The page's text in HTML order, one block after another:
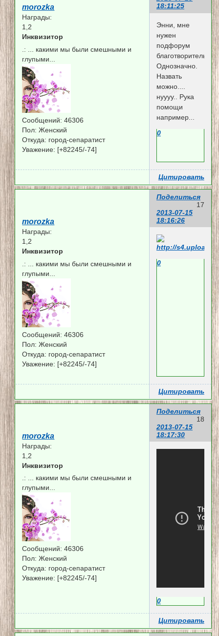
18:11:25
morozka
Награды:
1,2
Инквизитор
.: ... какими мы были смешными и
глупыми...
Сообщений: 46306
Пол: Женский
Откуда: город-сепаратист
Уважение: [+82245/-74]
Энни, мне
нужен
подфорум
Однозначно.
Назвать
можно....
нуууу.. Рука
помощи
например...
0
Цитировать
Поделиться
17
2013-07-15
18:16:26
morozka
Награды:
1,2
Инквизитор
.: ... какими мы были смешными и
глупыми...
Сообщений: 46306
Пол: Женский
Откуда: город-сепаратист
Уважение: [+82245/-74]
0
Цитировать
Поделиться
18
2013-07-15
18:17:30
morozka
Награды:
1,2
Инквизитор
.: ... какими мы были смешными и
глупыми...
Сообщений: 46306
Пол: Женский
Откуда: город-сепаратист
Уважение: [+82245/-74]
0
Цитировать